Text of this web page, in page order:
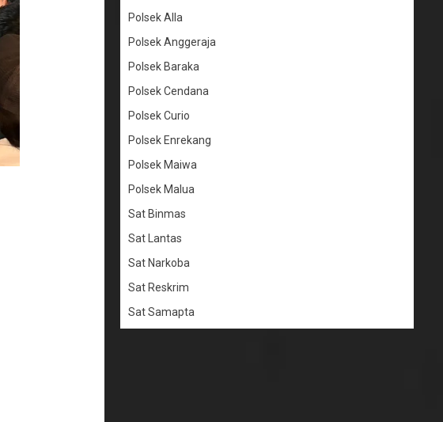
Polsek Alla
Polsek Anggeraja
Polsek Baraka
Polsek Cendana
Polsek Curio
Polsek Enrekang
Polsek Maiwa
Polsek Malua
Sat Binmas
Sat Lantas
Sat Narkoba
Sat Reskrim
Sat Samapta